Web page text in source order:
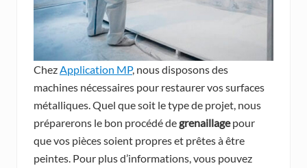
Chez Application MP, nous disposons des
machines nécessaires pour restaurer vos surfaces
métalliques. Quel que soit le type de projet, nous
préparerons le bon procédé degrenaillagepour
que vos pièces soient propres et prêtes à être
peintes. Pour plus d’informations, vous pouvez